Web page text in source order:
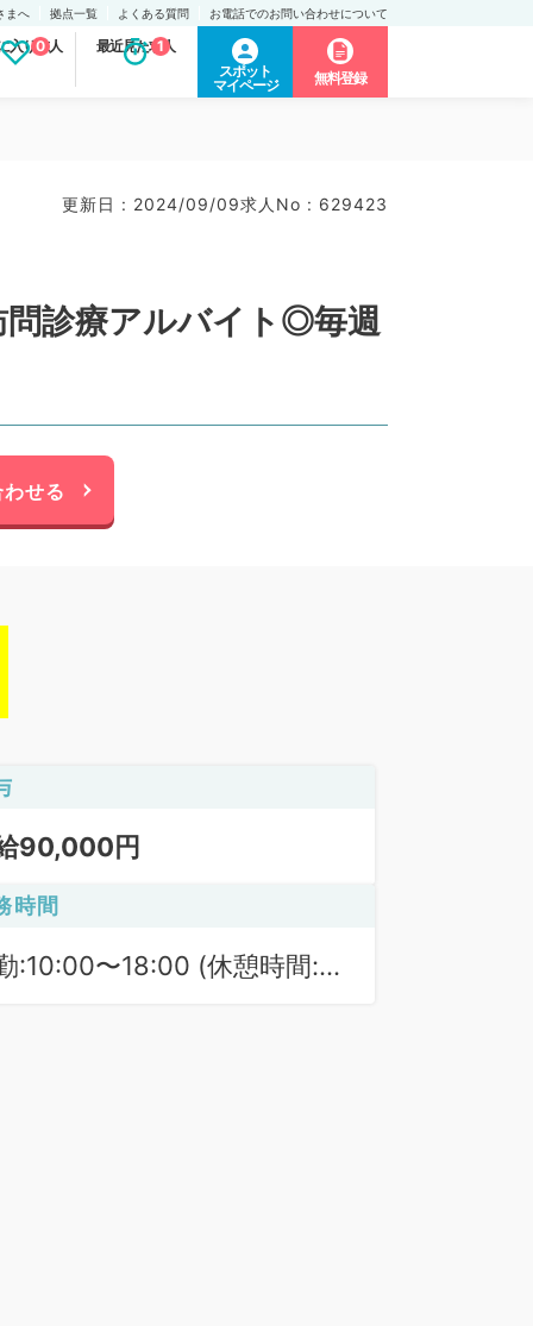
まへ 拠点一覧 よくある質問 お電話でのお問い合わせについて
入り求人
0 最近見た求人
1
スポット
マイページ
無料登録
更新日 : 2024/09/09求人No : 629423
問診療アルバイト◎毎週
せる
90,000円
時間
:10:00〜18:00 (休憩時間: